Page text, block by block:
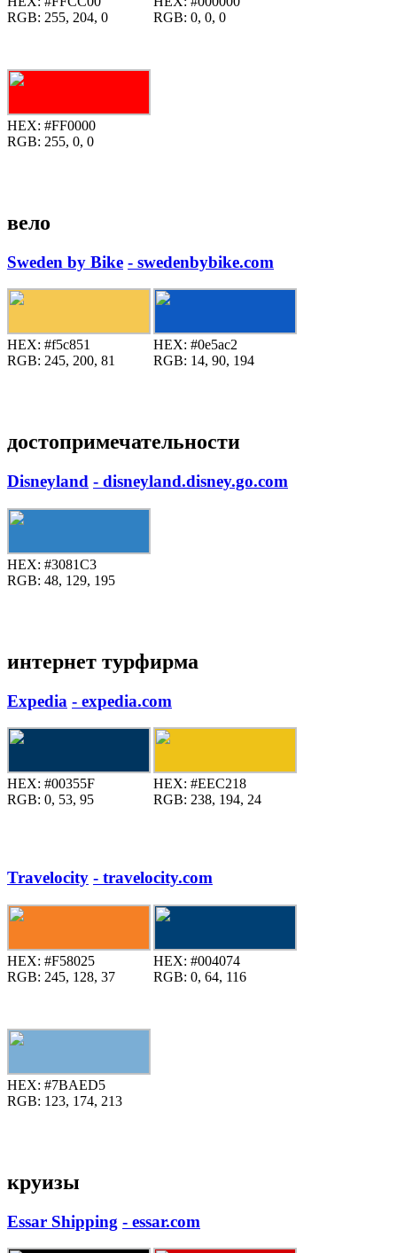
RGB: 255, 204, 0
RGB: 0, 0, 0
HEX: #FF0000
RGB: 255, 0, 0
вело
Sweden by Bike - swedenbybike.com
HEX: #f5c851
RGB: 245, 200, 81
HEX: #0e5ac2
RGB: 14, 90, 194
достопримечательности
Disneyland - disneyland.disney.go.com
HEX: #3081C3
RGB: 48, 129, 195
интернет турфирма
Expedia - expedia.com
HEX: #00355F
RGB: 0, 53, 95
HEX: #EEC218
RGB: 238, 194, 24
Travelocity - travelocity.com
HEX: #F58025
RGB: 245, 128, 37
HEX: #004074
RGB: 0, 64, 116
HEX: #7BAED5
RGB: 123, 174, 213
круизы
Essar Shipping - essar.com